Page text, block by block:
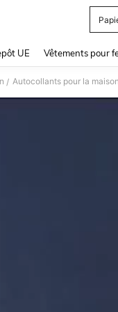
UE Vêtements pour
/ Autocollants pour la maison